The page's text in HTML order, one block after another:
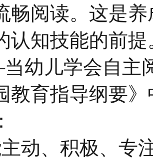
畅阅读。这是
认知技能的前
幼儿学会自主
教育指导纲要
主动、积极、